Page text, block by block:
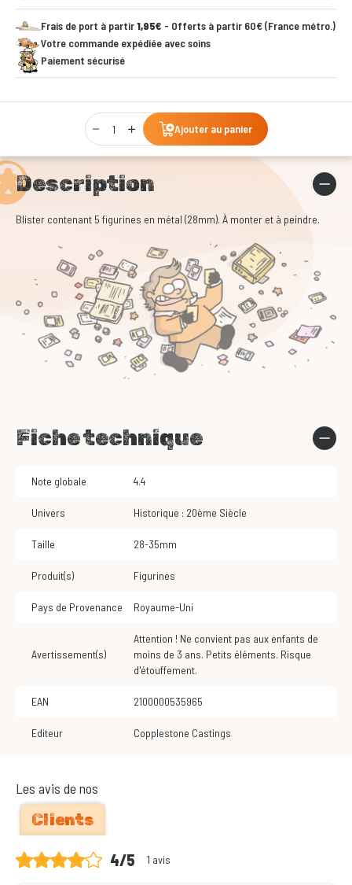
Frais de port à partir1,95€ - Offerts à partir 60€ (France métro.)
Votre commande expédiée avec soins
Paiement sécurisé
Qty
Ajouter au panier
Description
Blister contenant 5 figurines en métal (28mm). À monter et à peindre.
Fiche technique
Note globale 4.4
Univers Historique : 20ème Siècle
Taille 28-35mm
Produit(s) Figurines
Pays de Provenance Royaume-Uni
Avertissement(s)
Attention ! Ne convient pas aux enfants de
moins de 3 ans. Petits éléments. Risque
d'étouffement.
EAN 2100000535965
Editeur Copplestone Castings
Les avis de nos
Clients
4/5 1 avis